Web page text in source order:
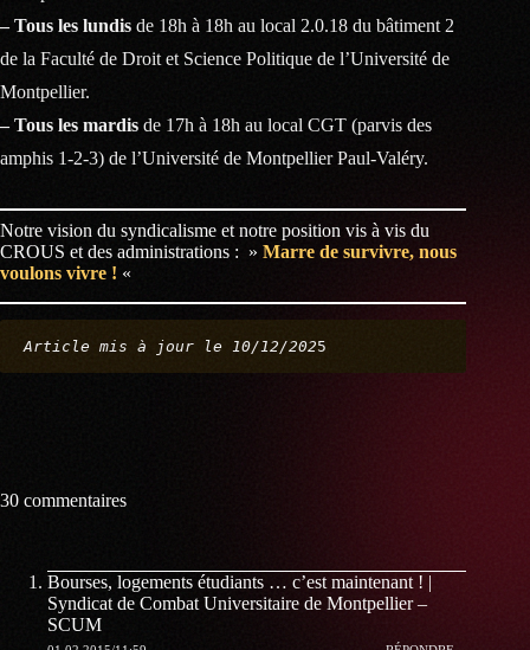
– Tous les lundis de 18h à 18h au local 2.0.18 du bâtiment 2
de la Faculté de Droit et Science Politique de l’Université de
Montpellier.
– Tous les mardis de 17h à 18h au local CGT (parvis des
amphis 1-2-3) de l’Université de Montpellier Paul-Valéry.
Notre vision du syndicalisme et notre position vis à vis du
CROUS et des administrations : » Marre de survivre, nous
voulons vivre ! «
Article mis à jour le 10/12/2025
30 commentaires
Bourses, logements étudiants … c’est maintenant ! |
Syndicat de Combat Universitaire de Montpellier –
SCUM